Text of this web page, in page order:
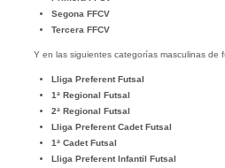
Segona FFCV
Tercera FFCV
Y en las siguientes categorías masculinas de
Lliga Preferent Futsal
1ª Regional Futsal
2ª Regional Futsal
Lliga Preferent Cadet Futsal
1ª Cadet Futsal
Lliga Preferent Infantil Futsal